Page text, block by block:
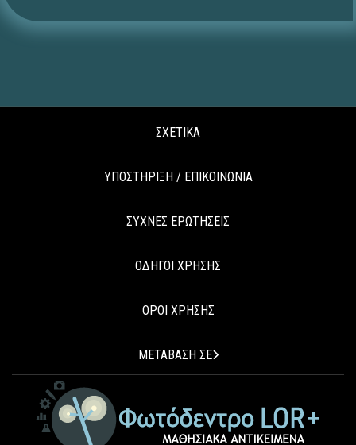
ΣΧΕΤΙΚΑ
ΥΠΟΣΤΗΡΙΞΗ / ΕΠΙΚΟΙΝΩΝΙΑ
ΣΥΧΝΕΣ ΕΡΩΤΗΣΕΙΣ
ΟΔΗΓΟΙ ΧΡΗΣΗΣ
ΟΡΟΙ ΧΡΗΣΗΣ
ΜΕΤΑΒΑΣΗ ΣΕ